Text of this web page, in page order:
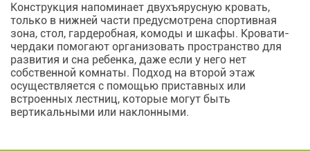
Конструкция напоминает двухъярусную кровать,
только в нижней части предусмотрена спортивная
зона, стол, гардеробная, комоды и шкафы. Кровати-
чердаки помогают организовать пространство для
развития и сна ребенка, даже если у него нет
собственной комнаты. Подход на второй этаж
осуществляется с помощью приставных или
встроенных лестниц, которые могут быть
вертикальными или наклонными.